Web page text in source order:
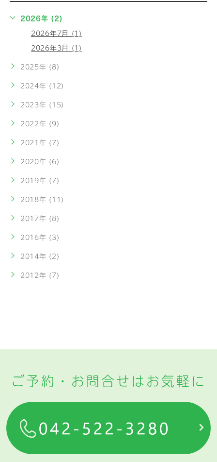
2026年 (2)
2026年7月 (1)
2026年3月 (1)
2025年 (8)
2024年 (12)
2023年 (15)
2022年 (9)
2021年 (7)
2020年 (6)
2019年 (7)
2018年 (11)
2017年 (8)
2016年 (3)
2014年 (2)
2012年 (7)
ご予約・お問合せはお気軽に